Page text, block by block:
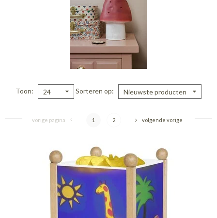
Toon 24 Sorteren op Nieuwste producten
vorige pagina 1 2 volgende vorige